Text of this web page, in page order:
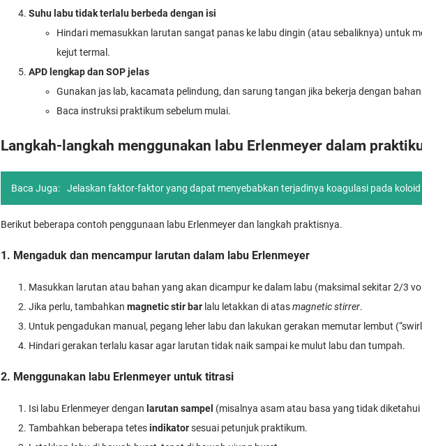
Suhu labu tidak terlalu berbeda dengan isi
Hindari memasukkan larutan sangat panas ke labu dingin (atau sebaliknya) untuk
kejut termal.
APD lengkap dan SOP jelas
Gunakan jas lab, kacamata pelindung, dan sarung tangan jika bekerja dengan
Baca instruksi praktikum sebelum mulai.
Langkah-langkah menggunakan labu Erlenmeyer dalam
Baca Juga: Jelaskan faktor-faktor yang dapat menyebabkan terjadinya koagulasi pada koloid
Berikut beberapa contoh penggunaan labu Erlenmeyer dan langkah praktisnya.
1. Mengaduk dan mencampur larutan dalam labu Erlenmeyer
Masukkan larutan atau bahan yang akan dicampur ke dalam labu (maksimal sekitar 2/3
Jika perlu, tambahkan magnetic stir bar lalu letakkan di atasmagnetic stirrer.
Untuk pengadukan manual, pegang leher labu dan lakukan gerakan memutar lembut
Hindari gerakan terlalu kasar agar larutan tidak naik sampai ke mulut labu dan tumpah.
2. Menggunakan labu Erlenmeyer untuk titrasi
Isi labu Erlenmeyer dengan larutan sampel (misalnya asam atau basa yang tidak
Tambahkan beberapa tetesindikatorsesuai petunjuk praktikum.